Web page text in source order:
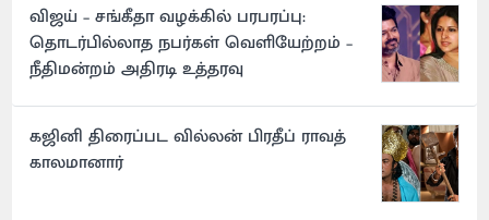
விஜய் – சங்கீதா வழக்கில் பரபரப்பு:
தொடர்பில்லாத நபர்கள் வெளியேற்றம் –
நீதிமன்றம் அதிரடி உத்தரவு
கஜினி திரைப்பட வில்லன் பிரதீப் ராவத்
காலமானார்